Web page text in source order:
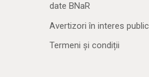
date BNaR
Avertizori în interes public
Termeni și condiții